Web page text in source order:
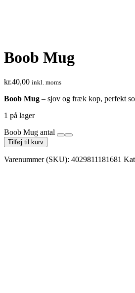
Boob Mug
kr.40,00 inkl. moms
Boob Mug – sjov og fræk kop, perfekt
1 på lager
Boob Mug antal
Tilføj til kurv
Varenummer (SKU): 4029811181681